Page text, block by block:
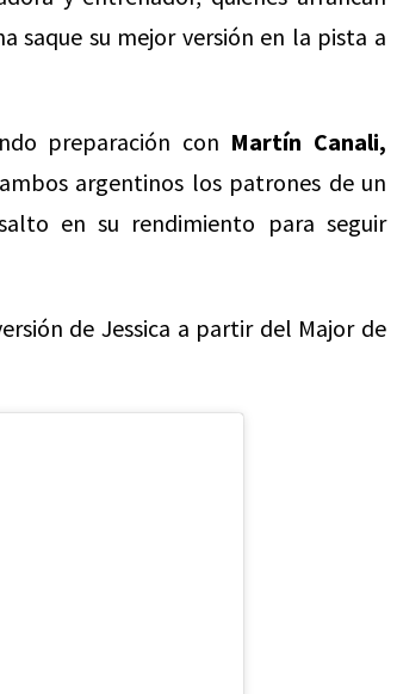
saque su mejor versión en la pista a
preparación con Martín Canali,
argentinos los patrones de un
en su rendimiento para seguir
de Jessica a partir del Major de